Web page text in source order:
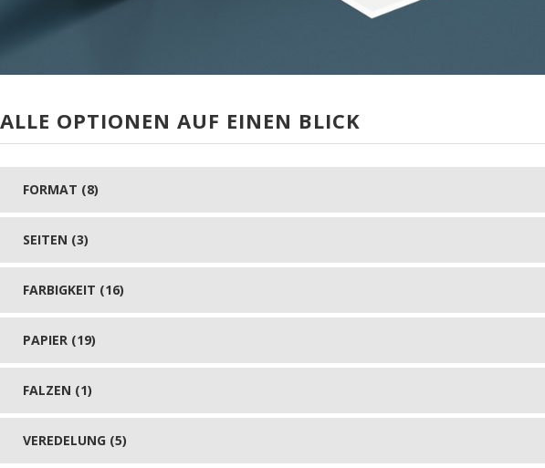
ALLE OPTIONEN AUF EINEN BLICK
FORMAT (8)
SEITEN (3)
FARBIGKEIT (16)
PAPIER (19)
FALZEN (1)
VEREDELUNG (5)